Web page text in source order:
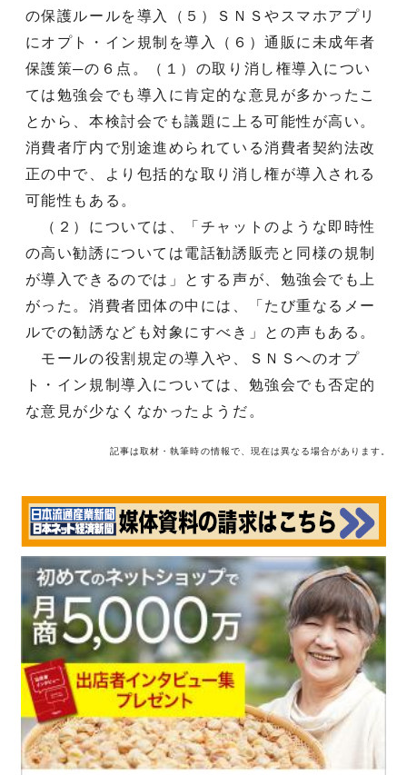
の保護ルールを導入（５）ＳＮＳやスマホアプリ
にオプト・イン規制を導入（６）通販に未成年者
保護策─の６点。（１）の取り消し権導入につい
ては勉強会でも導入に肯定的な意見が多かったこ
とから、本検討会でも議題に上る可能性が高い。
消費者庁内で別途進められている消費者契約法改
正の中で、より包括的な取り消し権が導入される
可能性もある。
（２）については、「チャットのような即時性
の高い勧誘については電話勧誘販売と同様の規制
が導入できるのでは」とする声が、勉強会でも上
がった。消費者団体の中には、「たび重なるメー
ルでの勧誘なども対象にすべき」との声もある。
モールの役割規定の導入や、ＳＮＳへのオプ
ト・イン規制導入については、勉強会でも否定的
な意見が少なくなかったようだ。
記事は取材・執筆時の情報で、現在は異なる場合があります。